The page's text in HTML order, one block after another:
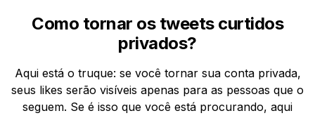
Como tornar os tweets curtidos
privados?
Aqui está o truque: se você tornar sua conta privada,
seus likes serão visíveis apenas para as pessoas que o
seguem. Se é isso que você está procurando, aqui